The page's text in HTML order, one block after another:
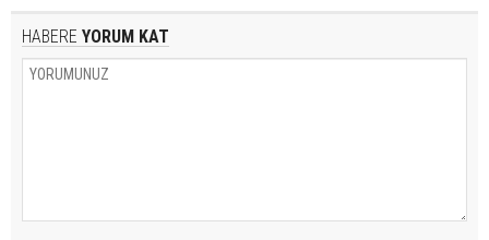
HABERE YORUM KAT